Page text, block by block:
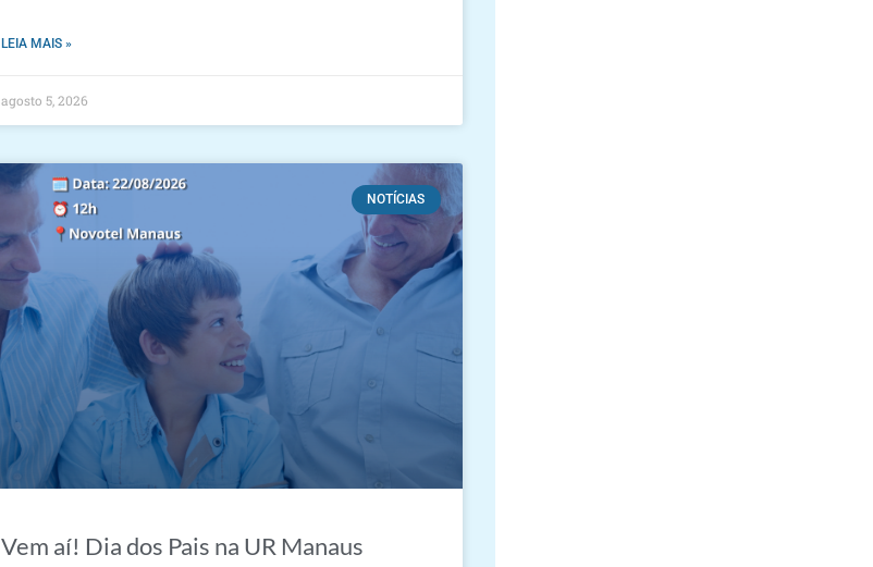
LEIA MAIS »
agosto 5, 2026
NOTÍCIAS
Vem aí! Dia dos Pais na UR Manaus